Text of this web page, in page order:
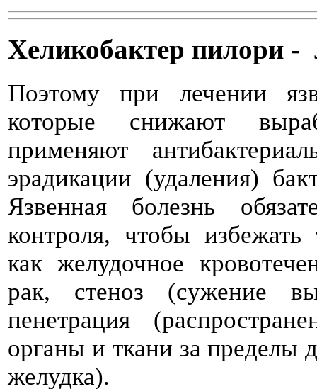
Хеликобактер пилори -
Поэтому при лечении
которые снижают
применяют
эрадикации (удаления)
Язвенная болезнь
контроля, чтобы
как желудочное
рак, стеноз (сужение
пенетрация
органы и ткани за пределы
желудка).